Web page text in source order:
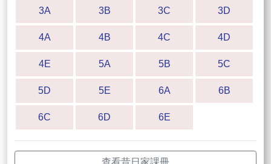
3A 3B 3C 3D
4A 4B 4C 4D
4E 5A 5B 5C
5D 5E 6A 6B
6C 6D 6E